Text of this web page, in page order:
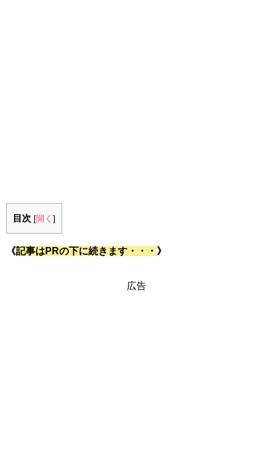
目次 [開く ]
《記事はPRの下に続きます・・・ 》
広告